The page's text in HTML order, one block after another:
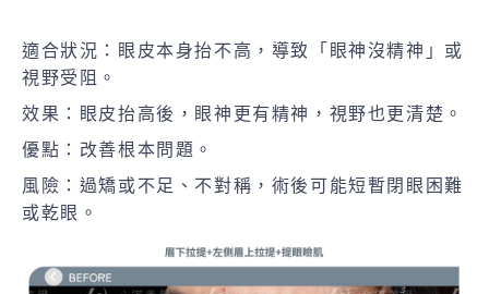
適合狀況：眼皮本身抬不高，導致「眼神沒精神」或
視野受阻。
效果：眼皮抬高後，眼神更有精神，視野也更清楚。
優點：改善根本問題。
風險：過矯或不足、不對稱，術後可能短暫閉眼困難
或乾眼。